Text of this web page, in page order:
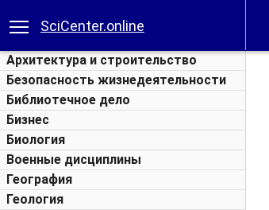
SciCenter.online
Архитектура и строительство
Безопасность жизнедеятельности
Библиотечное дело
Бизнес
Биология
Военные дисциплины
География
Геология